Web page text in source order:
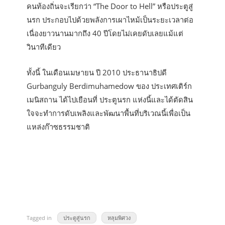
คนท้องถิ่นจะเรียกว่า “The Door to Hell” หรือประตูสู่
นรก ประกอบไปด้วยพลังการเผาไหม้เป็นระยะเวลาต่อ
เนื่องยาวนานมากถึง 40 ปีโดยไม่เคยดับเลยแม้แต่
วินาทีเดียว
ทั้งนี้ ในเดือนเมษายน ปี 2010 ประธานาธิปดี
Gurbanguly Berdimuhamedow ของ ประเทศเติร์ก
เมนิสถาน ได้ไปเยือนที่ ประตูนรก แห่งนี้และได้ตัดสิน
ใจจะทำการดับเพลิงและพัฒนาพื้นที่บริเวณนี้เพื่อเป็น
แหล่งก๊าซธรรมชาติ
Tagged in ประตูสู่นรก หลุมพิศวง